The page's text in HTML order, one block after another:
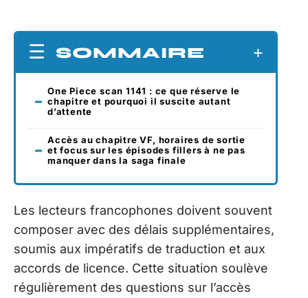
SOMMAIRE
One Piece scan 1141 : ce que réserve le
chapitre et pourquoi il suscite autant
d’attente
Accès au chapitre VF, horaires de sortie
et focus sur les épisodes fillers à ne pas
manquer dans la saga finale
Les lecteurs francophones doivent souvent
composer avec des délais supplémentaires,
soumis aux impératifs de traduction et aux
accords de licence. Cette situation soulève
régulièrement des questions sur l’accès